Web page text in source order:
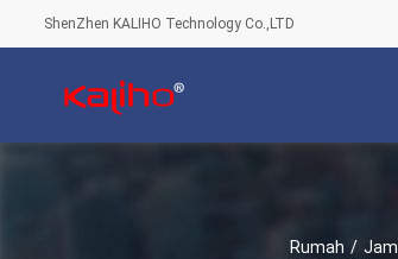
ShenZhen KALIHO Technology Co.,LTD
Rumah /